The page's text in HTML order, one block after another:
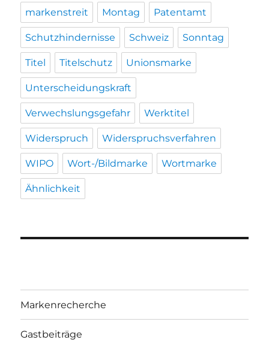
markenstreit Montag Patentamt
Schutzhindernisse Schweiz Sonntag
Titel Titelschutz Unionsmarke
Unterscheidungskraft
Verwechslungsgefahr Werktitel
Widerspruch Widerspruchsverfahren
WIPO Wort-/Bildmarke Wortmarke
Ähnlichkeit
Markenrecherche
Gastbeiträge